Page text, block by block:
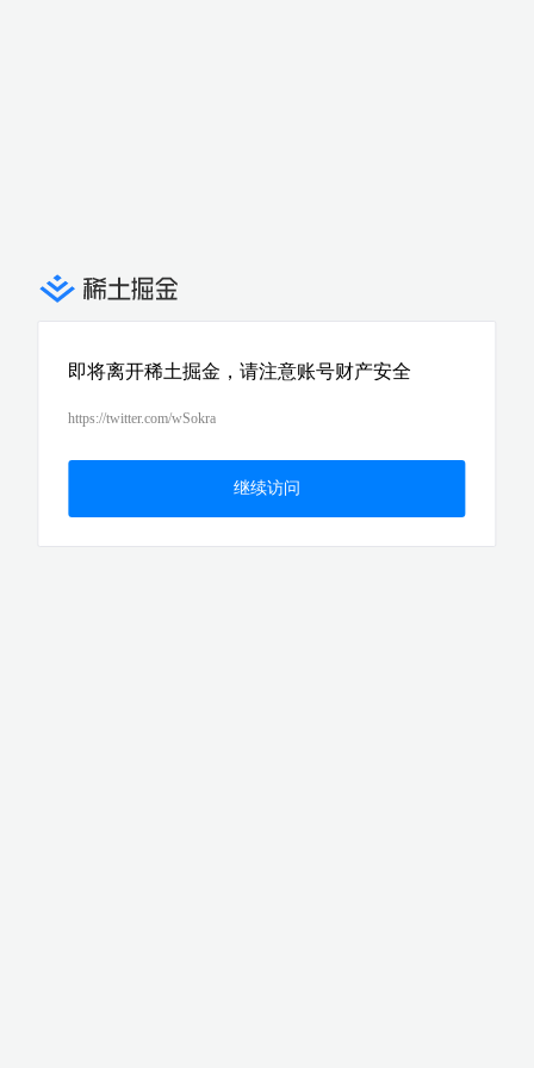
即将离开稀土掘金，请注意账号财产安全
https://twitter.com/wSokra
继续访问